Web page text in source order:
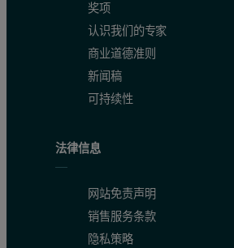
Figure 3.
Careful analysis of the thermogram
奖项
认识我们的专家
商业道德准则
新闻稿
可持续性
法律信息
网站免责声明
销售服务条款
隐私策略